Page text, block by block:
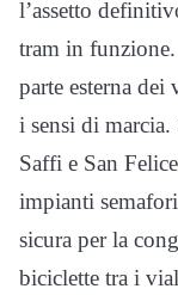
l’assetto
tram in funzione.
parte esterna
i sensi di
Saffi e San
impianti
sicura per la
biciclette tra i